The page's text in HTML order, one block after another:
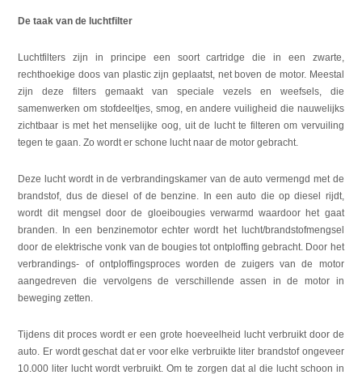
De taak van de luchtfilter
Luchtfilters zijn in principe een soort cartridge die in een zwarte,
rechthoekige doos van plastic zijn geplaatst, net boven de motor. Meestal
zijn deze filters gemaakt van speciale vezels en weefsels, die
samenwerken om stofdeeltjes, smog, en andere vuiligheid die nauwelijks
zichtbaar is met het menselijke oog, uit de lucht te filteren om vervuiling
tegen te gaan. Zo wordt er schone lucht naar de motor gebracht.
Deze lucht wordt in de verbrandingskamer van de auto vermengd met de
brandstof, dus de diesel of de benzine. In een auto die op diesel rijdt,
wordt dit mengsel door de gloeibougies verwarmd waardoor het gaat
branden. In een benzinemotor echter wordt het lucht/brandstofmengsel
door de elektrische vonk van de bougies tot ontploffing gebracht. Door het
verbrandings- of ontploffingsproces worden de zuigers van de motor
aangedreven die vervolgens de verschillende assen in de motor in
beweging zetten.
Tijdens dit proces wordt er een grote hoeveelheid lucht verbruikt door de
auto. Er wordt geschat dat er voor elke verbruikte liter brandstof ongeveer
10.000 liter lucht wordt verbruikt. Om te zorgen dat al die lucht schoon in